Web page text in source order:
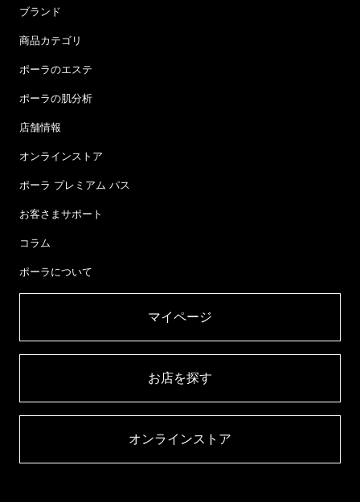
ブランド
商品カテゴリ
ポーラのエステ
ポーラの肌分析
店舗情報
オンラインストア
ポーラ プレミアム パス
お客さまサポート
コラム
ポーラについて
マイページ​
お店を探す​
オンラインストア​